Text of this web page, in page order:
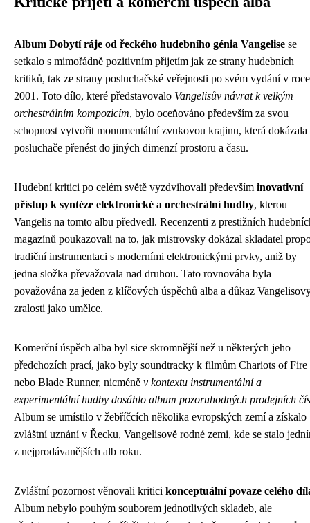
Album Dobytí ráje od řeckého hudebního génia Vangelise se
setkalo s mimořádně pozitivním přijetím jak ze strany hudebních
kritiků, tak ze strany posluchačské veřejnosti po svém vydání v roce
2001. Toto dílo, které představovalo Vangelisův návrat k velkým
orchestrálním kompozicím, bylo oceňováno především za svou
schopnost vytvořit monumentální zvukovou krajinu, která dokázala
posluchače přenést do jiných dimenzí prostoru a času.
Hudební kritici po celém světě vyzdvihovali především inovativní
přístup k syntéze elektronické a orchestrální hudby, kterou
Vangelis na tomto albu předvedl. Recenzenti z prestižních
magazínů poukazovali na to, jak mistrovsky dokázal skladatel
tradiční instrumentaci s moderními elektronickými prvky, aniž by
jedna složka převažovala nad druhou. Tato rovnováha byla
považována za jeden z klíčových úspěchů alba a důkaz
zralosti jako umělce.
Komerční úspěch alba byl sice skromnější než u některých jeho
předchozích prací, jako byly soundtracky k filmům Chariots of Fire
nebo Blade Runner, nicméně v kontextu instrumentální a
experimentální hudby dosáhlo album pozoruhodných prodejních
Album se umístilo v žebříčcích několika evropských zemí a získalo
zvláštní uznání v Řecku, Vangelisově rodné zemi, kde se stalo
z nejprodávanějších alb roku.
Zvláštní pozornost věnovali kritici konceptuální povaze celého
Album nebylo pouhým souborem jednotlivých skladeb, ale